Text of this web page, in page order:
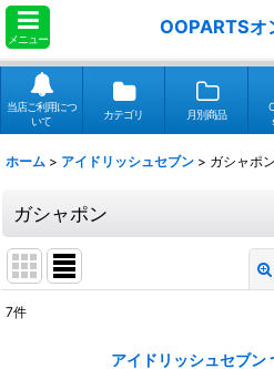
メニュー
OOPARTSオ
当店ご利用につ
いて
カテゴリ 月別商品
ホーム > アイドリッシュセブン > ガシャポン
ガシャポン
7件
アイドリッシュセブン